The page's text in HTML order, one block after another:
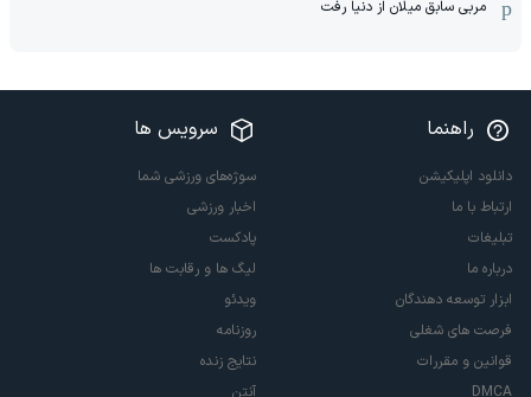
مربی سابق میلان از دنیا رفت
راهنما
دانلود اپلیکیشن
ارتباط با ما
تبلیغات
درباره ما
ابزار توسعه دهندگان
فرصت های شغلی
قوانین و مقررات
DMCA
سرویس ها
سوژه‌های ورزشی شما
اخبار ورزشی
پادکست
لیگ ها و رقابت ها
ویدئو
روزنامه
نتایج زنده
آنتن